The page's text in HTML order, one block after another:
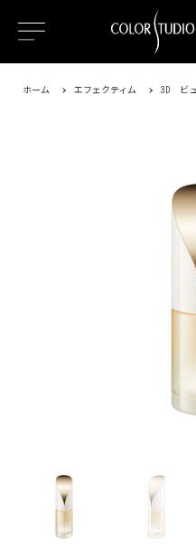
ホーム エフェクティム 3D ビ